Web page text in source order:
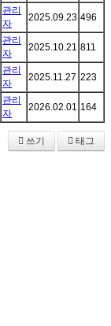
관리
자
2025.09.23 496
관리
자
2025.10.21 811
관리
자
2025.11.27 223
관리
자
2026.02.01 164
쓰기 태그